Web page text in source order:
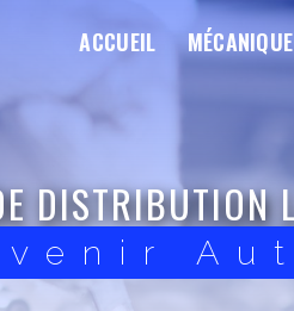
ACCUEIL
DISTRIBUTION